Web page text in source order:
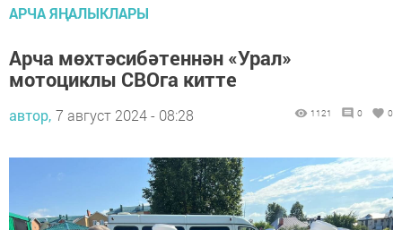
АРЧА ЯҢАЛЫКЛАРЫ
Арча мөхтәсибәтеннән «Урал»
мотоциклы СВОга китте
автор, 7 август 2024 - 08:28 1121 0 0